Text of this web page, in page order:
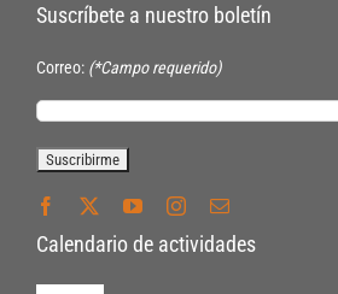
Suscríbete a nuestro boletín
Correo: (*Campo requerido)
Calendario de actividades